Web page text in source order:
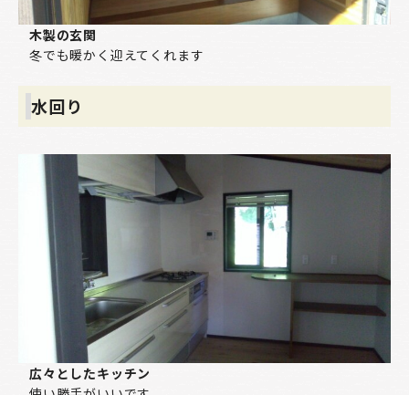
木製の玄関
冬でも暖かく迎えてくれます
水回り
広々としたキッチン